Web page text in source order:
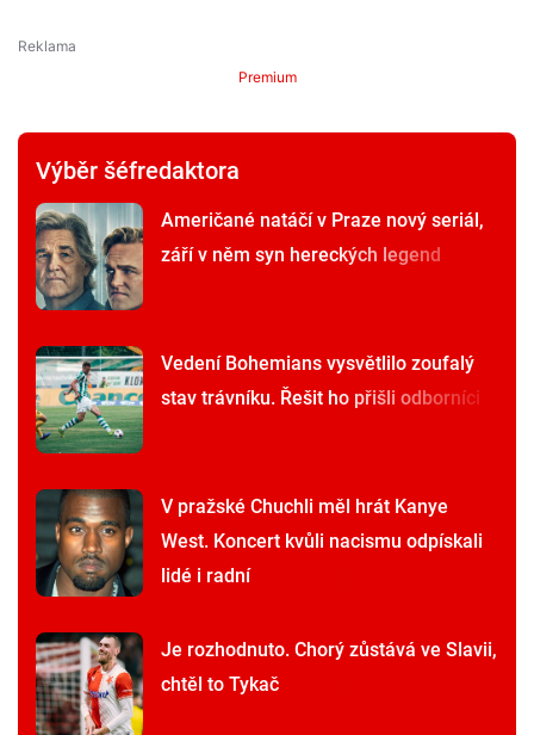
Premium
Výběr šéfredaktora
Američané natáčí v Praze nový seriál,
září v něm syn hereckých legend
Vedení Bohemians vysvětlilo zoufalý
stav trávníku. Řešit ho přišli odborníci
V pražské Chuchli měl hrát Kanye
West. Koncert kvůli nacismu odpískali
lidé i radní
Je rozhodnuto. Chorý zůstává ve Slavii,
chtěl to Tykač